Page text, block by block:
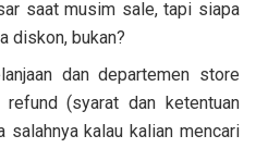
saat musim sale, tapi siapa
diskon, bukan?
dan departemen store
(syarat dan ketentuan
salahnya kalau kalian mencari